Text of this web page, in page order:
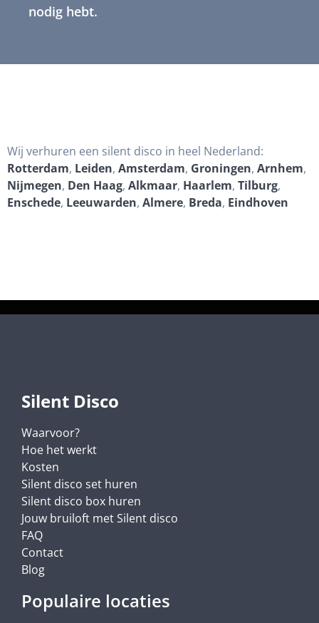
nodig hebt.
Wij verhuren een silent disco in heel Nederland:
Rotterdam, Leiden, Amsterdam, Groningen, Arnhem,
Nijmegen, Den Haag, Alkmaar, Haarlem, Tilburg,
Enschede, Leeuwarden, Almere, Breda, Eindhoven
Silent Disco
Waarvoor?
Hoe het werkt
Kosten
Silent disco set huren
Silent disco box huren
Jouw bruiloft met Silent disco
FAQ
Contact
Blog
Populaire locaties